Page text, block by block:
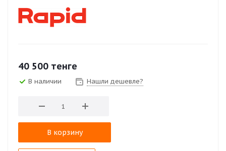
40 500 тенге
В наличии Нашли дешевле?
В корзину